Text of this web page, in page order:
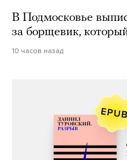
В Подмосковье
за борщевик,
10 часов назад